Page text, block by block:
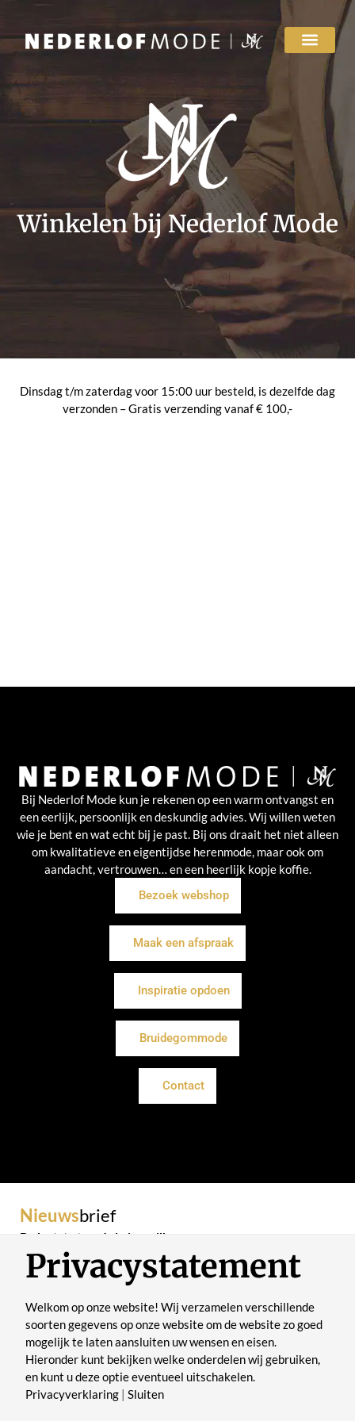
Winkelen bij Nederlof Mode
Dinsdag t/m zaterdag voor 15:00 uur besteld, is dezelfde dag
verzonden – Gratis verzending vanaf € 100,-
Bij Nederlof Mode kun je rekenen op een warm ontvangst en
een eerlijk, persoonlijk en deskundig advies. Wij willen weten
wie je bent en wat echt bij je past. Bij ons draait het niet alleen
om kwalitatieve en eigentijdse herenmode, maar ook om
aandacht, vertrouwen… en een heerlijk kopje koffie.
Bezoek webshop
Maak een afspraak
Inspiratie opdoen
Bruidegommode
Contact
Nieuwsbrief
De laatste trends in je mailbox
Verstuur
Privacystatement
Welkom op onze website! Wij verzamelen verschillende
soorten gegevens op onze website om de website zo goed
mogelijk te laten aansluiten uw wensen en eisen.
Hieronder kunt bekijken welke onderdelen wij gebruiken,
en kunt u deze optie eventueel uitschakelen.
Privacyverklaring
Sluiten